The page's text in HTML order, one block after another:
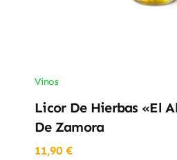
Vinos
Licor De Hierbas «El
De Zamora
11,90 €